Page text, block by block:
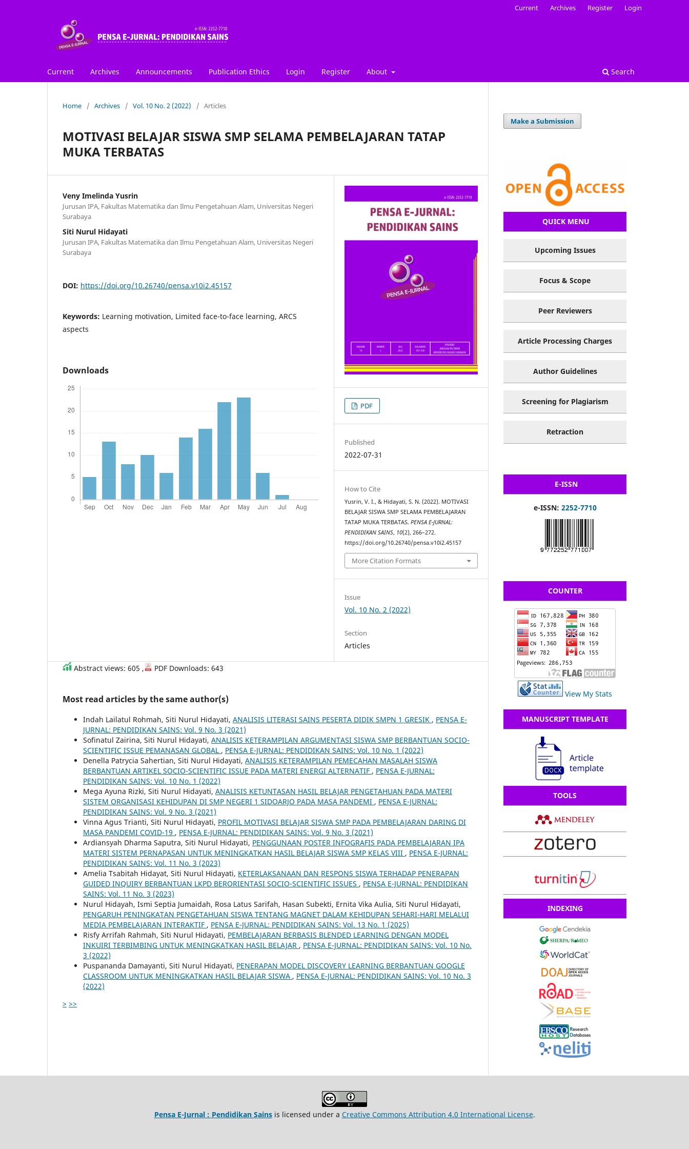
Current Archives Announcements Publication Ethics Login Register About Search
Current Archives Register Login
Home / Archives / Vol. 10 No. 2 (2022) / Articles
MOTIVASI BELAJAR SISWA SMP SELAMA PEMBELAJARAN TATAP
MUKA TERBATAS
Veny Imelinda Yusrin
Jurusan IPA, Fakultas Matematika dan Ilmu Pengetahuan Alam, Universitas Negeri
Surabaya
Siti Nurul Hidayati
Jurusan IPA, Fakultas Matematika dan Ilmu Pengetahuan Alam, Universitas Negeri
Surabaya
DOI: https://doi.org/10.26740/pensa.v10i2.45157
Keywords: Learning motivation, Limited face-to-face learning, ARCS
aspects
Downloads
PDF
Published
2022-07-31
How to Cite
Yusrin, V. I., & Hidayati, S. N. (2022). MOTIVASI
BELAJAR SISWA SMP SELAMA PEMBELAJARAN
TATAP MUKA TERBATAS.PENSA E-JURNAL:
PENDIDIKAN SAINS, 10(2), 266–272.
https://doi.org/10.26740/pensa.v10i2.45157
More Citation Formats
Issue
Vol. 10 No. 2 (2022)
Section
Articles
Abstract views: 605 , PDF Downloads: 643
Most read articles by the same author(s)
Indah Lailatul Rohmah, Siti Nurul Hidayati, ANALISIS LITERASI SAINS PESERTA DIDIK SMPN 1 GRESIK , PENSA E-
JURNAL: PENDIDIKAN SAINS: Vol. 9 No. 3 (2021)
Sofinatul Zairina, Siti Nurul Hidayati, ANALISIS KETERAMPILAN ARGUMENTASI SISWA SMP BERBANTUAN SOCIO-
SCIENTIFIC ISSUE PEMANASAN GLOBAL , PENSA E-JURNAL: PENDIDIKAN SAINS: Vol. 10 No. 1 (2022)
Denella Patrycia Sahertian, Siti Nurul Hidayati, ANALISIS KETERAMPILAN PEMECAHAN MASALAH SISWA
BERBANTUAN ARTIKEL SOCIO-SCIENTIFIC ISSUE PADA MATERI ENERGI ALTERNATIF , PENSA E-JURNAL:
PENDIDIKAN SAINS: Vol. 10 No. 1 (2022)
Mega Ayuna Rizki, Siti Nurul Hidayati, ANALISIS KETUNTASAN HASIL BELAJAR PENGETAHUAN PADA MATERI
SISTEM ORGANISASI KEHIDUPAN DI SMP NEGERI 1 SIDOARJO PADA MASA PANDEMI , PENSA E-JURNAL:
PENDIDIKAN SAINS: Vol. 9 No. 3 (2021)
Vinna Agus Trianti, Siti Nurul Hidayati, PROFIL MOTIVASI BELAJAR SISWA SMP PADA PEMBELAJARAN DARING DI
MASA PANDEMI COVID-19 , PENSA E-JURNAL: PENDIDIKAN SAINS: Vol. 9 No. 3 (2021)
Ardiansyah Dharma Saputra, Siti Nurul Hidayati, PENGGUNAAN POSTER INFOGRAFIS PADA PEMBELAJARAN IPA
MATERI SISTEM PERNAPASAN UNTUK MENINGKATKAN HASIL BELAJAR SISWA SMP KELAS VIII , PENSA E-JURNAL:
PENDIDIKAN SAINS: Vol. 11 No. 3 (2023)
Amelia Tsabitah Hidayat, Siti Nurul Hidayati, KETERLAKSANAAN DAN RESPONS SISWA TERHADAP PENERAPAN
GUIDED INQUIRY BERBANTUAN LKPD BERORIENTASI SOCIO-SCIENTIFIC ISSUES , PENSA E-JURNAL: PENDIDIKAN
SAINS: Vol. 11 No. 3 (2023)
Nurul Hidayah, Ismi Septia Jumaidah, Rosa Latus Sarifah, Hasan Subekti, Ernita Vika Aulia, Siti Nurul Hidayati,
PENGARUH PENINGKATAN PENGETAHUAN SISWA TENTANG MAGNET DALAM KEHIDUPAN SEHARI-HARI MELALUI
MEDIA PEMBELAJARAN INTERAKTIF , PENSA E-JURNAL: PENDIDIKAN SAINS: Vol. 13 No. 1 (2025)
Risfy Arrifah Rahmah, Siti Nurul Hidayati, PEMBELAJARAN BERBASIS BLENDED LEARNING DENGAN MODEL
INKUIRI TERBIMBING UNTUK MENINGKATKAN HASIL BELAJAR , PENSA E-JURNAL: PENDIDIKAN SAINS: Vol. 10 No.
3 (2022)
Puspananda Damayanti, Siti Nurul Hidayati, PENERAPAN MODEL DISCOVERY LEARNING BERBANTUAN GOOGLE
CLASSROOM UNTUK MENINGKATKAN HASIL BELAJAR SISWA , PENSA E-JURNAL: PENDIDIKAN SAINS: Vol. 10 No. 3
(2022)
> >>
Make a Submission
QUICK MENU
Upcoming Issues
Focus & Scope
Peer Reviewers
Article Processing Charges
Author Guidelines
Screening for Plagiarism
Retraction
E-ISSN
e-ISSN: 2252-7710
COUNTER
View My Stats
MANUSCRIPT TEMPLATE
TOOLS
INDEXING
Pensa E-Jurnal : Pendidikan Sainsis licensed under a Creative Commons Attribution 4.0 International License.